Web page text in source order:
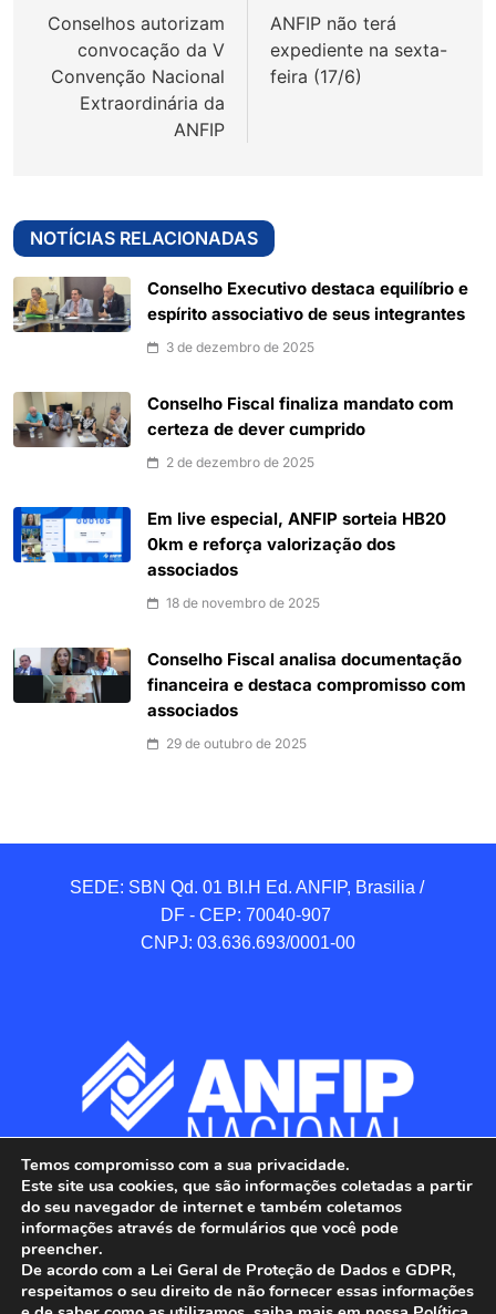
Post
Conselhos autorizam
convocação da V
Convenção Nacional
Extraordinária da
ANFIP
ANFIP não terá
expediente na sexta-
feira (17/6)
NOTÍCIAS RELACIONADAS
Conselho Executivo destaca equilíbrio e
espírito associativo de seus integrantes
3 de dezembro de 2025
Conselho Fiscal finaliza mandato com
certeza de dever cumprido
2 de dezembro de 2025
Em live especial, ANFIP sorteia HB20
0km e reforça valorização dos
associados
18 de novembro de 2025
Conselho Fiscal analisa documentação
financeira e destaca compromisso com
associados
29 de outubro de 2025
SEDE: SBN Qd. 01 BI.H Ed. ANFIP, Brasilia /
DF - CEP: 70040-907
CNPJ: 03.636.693/0001-00
Temos compromisso com a sua privacidade.
Este site usa cookies, que são informações coletadas a partir
do seu navegador de internet e também coletamos
informações através de formulários que você pode
preencher.
De acordo com a Lei Geral de Proteção de Dados e GDPR,
respeitamos o seu direito de não fornecer essas informações